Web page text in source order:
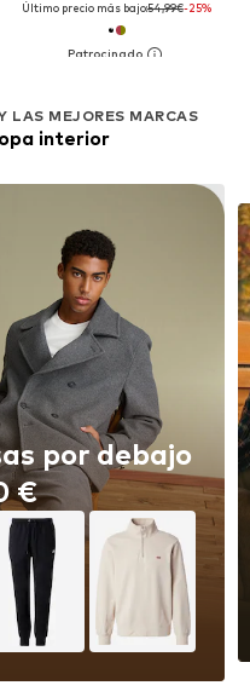
Último precio más bajo:54,99€-25%
LAS MEJORES MARCAS
interior
por debajo
€